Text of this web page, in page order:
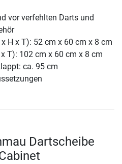
vor verfehlten Darts und
H x T): 52 cm x 60 cm x 8 cm
T): 102 cm x 60 cm x 8 cm
ca. 95 cm
Dartscheibe